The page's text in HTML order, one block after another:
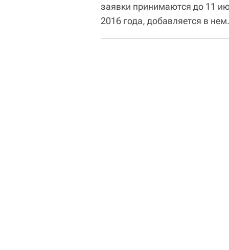
заявки принимаются до 11
2016 года, добавляется в нем.